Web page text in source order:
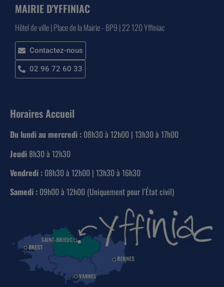
MAIRIE D'YFFINIAC
Hôtel de ville | Place de la Mairie - BP9 | 22 120 Yffiniac
Contactez-nous
02 96 72 60 33
Horaires Accueil
Du lundi au mercredi : 08h30 à 12h00 | 13h30 à 17h00
Jeudi 8h30 à 12h30
Vendredi : 08h30 à 12h00 | 13h30 à 16h30
Samedi : 09h00 à 12h00 (Uniquement pour l’État civil)